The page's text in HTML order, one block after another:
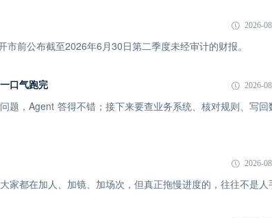
2026-
前公布截至2026年6月30日第二季度未经审计的财报。
口气跑完 2026-
题，Agent 答得不错；接下来要查业务系统、核对规则、写回
2026-
都在加人、加镜、加场次，但真正拖慢进度的，往往不是人